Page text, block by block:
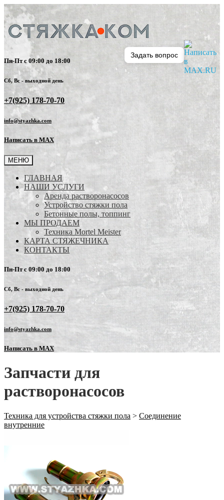
Пн-Пт с 09:00 до 18:00
Сб, Вс - выходной день
+7(925) 178-70-70
info@styazhka.com
Написать в MAX
МЕНЮ
ГЛАВНАЯ
НАШИ УСЛУГИ
Аренда растворонасосов
Устройство стяжки пола
Бетонные полы, топпинг
МЫ ПРОДАЕМ
Техника Mortel Meister
КАРТА СТЯЖЕЧНИКА
КОНТАКТЫ
Пн-Пт с 09:00 до 18:00
Сб, Вс - выходной день
+7(925) 178-70-70
info@styazhka.com
Написать в MAX
Запчасти для
растворонасосов
Техника для устройства стяжки пола > Соединение
внутренние
Задать вопрос